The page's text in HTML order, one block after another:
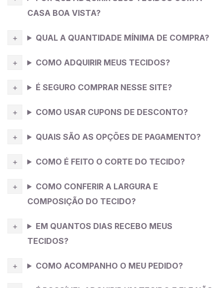
CASA BOA VISTA?
QUAL A QUANTIDADE MÍNIMA DE COMPRA?
COMO ADQUIRIR MEUS TECIDOS?
É SEGURO COMPRAR NESSE SITE?
COMO USAR CUPONS DE DESCONTO?
QUAIS SÃO AS OPÇÕES DE PAGAMENTO?
COMO É FEITO O CORTE DO TECIDO?
COMO CONFERIR A LARGURA E
COMPOSIÇÃO DO TECIDO?
EM QUANTOS DIAS RECEBO MEUS
TECIDOS?
COMO ACOMPANHO O MEU PEDIDO?